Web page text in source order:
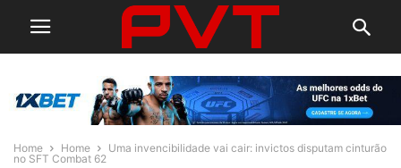
Home Home
Uma invencibilidade vai cair: invictos disputam cinturão
no SFT Combat 62